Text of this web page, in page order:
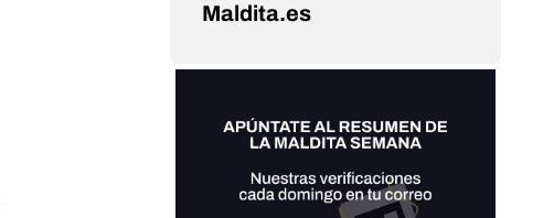
Maldita.es